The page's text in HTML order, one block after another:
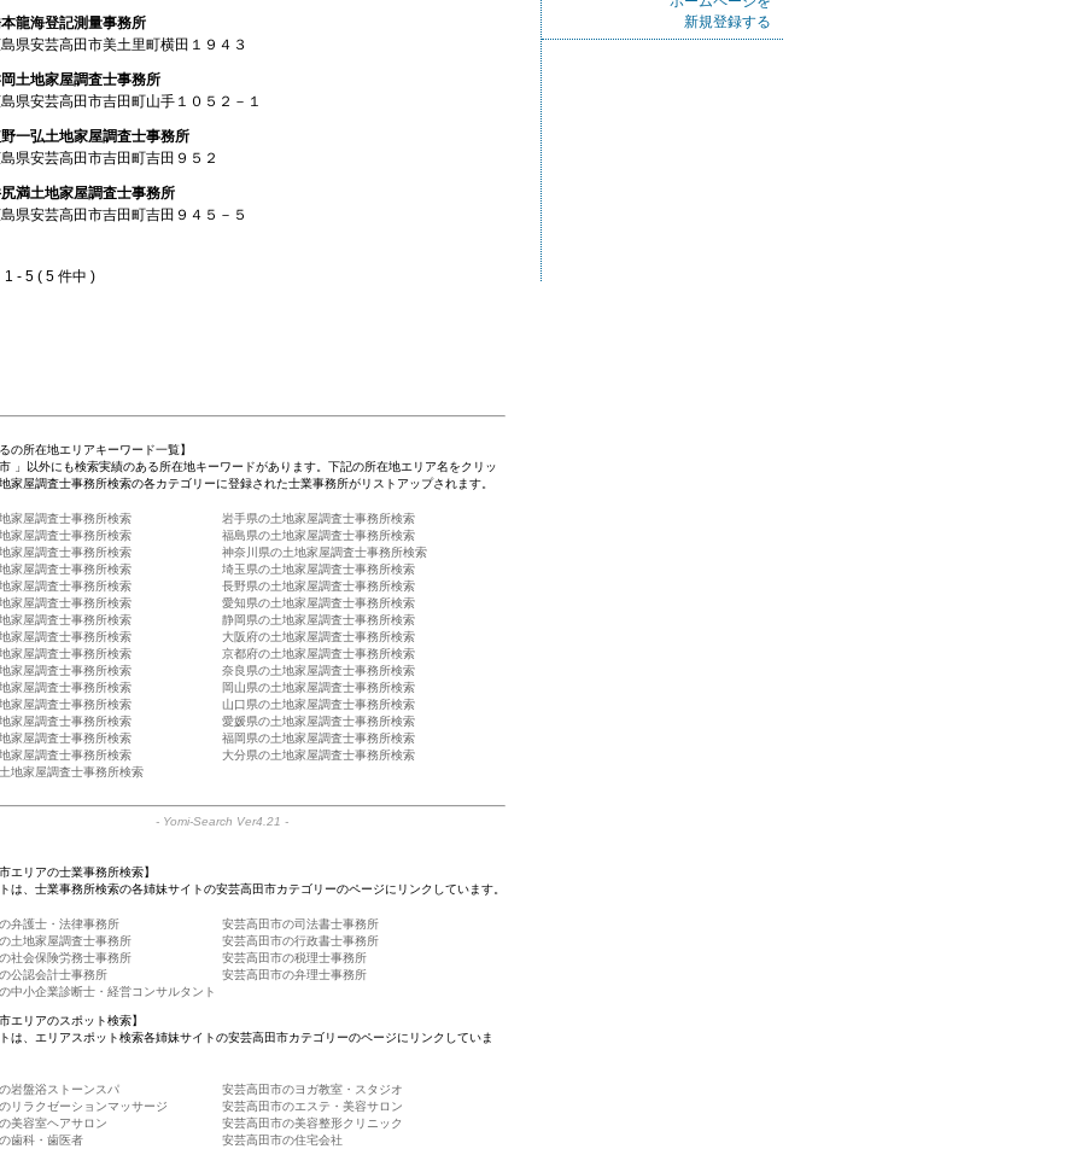
龍海登記測量事務所
県安芸高田市美土里町横田１９４３
土地家屋調査士事務所
県安芸高田市吉田町山手１０５２－１
一弘土地家屋調査士事務所
県安芸高田市吉田町吉田９５２
満土地家屋調査士事務所
県安芸高田市吉田町吉田９４５－５
5 ( 5 件中 )
の所在地エリアキーワード一覧】
」以外にも検索実績のある所在地キーワードがあります。下記の所在地エリア名をクリッ
家屋調査士事務所検索の各カテゴリーに登録された士業事務所がリストアップされます。
家屋調査士事務所検索
岩手県の土地家屋調査士事務所検索
家屋調査士事務所検索
福島県の土地家屋調査士事務所検索
家屋調査士事務所検索
神奈川県の土地家屋調査士事務所検索
家屋調査士事務所検索
埼玉県の土地家屋調査士事務所検索
家屋調査士事務所検索
長野県の土地家屋調査士事務所検索
家屋調査士事務所検索
愛知県の土地家屋調査士事務所検索
家屋調査士事務所検索
静岡県の土地家屋調査士事務所検索
家屋調査士事務所検索
大阪府の土地家屋調査士事務所検索
家屋調査士事務所検索
京都府の土地家屋調査士事務所検索
家屋調査士事務所検索
奈良県の土地家屋調査士事務所検索
家屋調査士事務所検索
岡山県の土地家屋調査士事務所検索
家屋調査士事務所検索
山口県の土地家屋調査士事務所検索
家屋調査士事務所検索
愛媛県の土地家屋調査士事務所検索
家屋調査士事務所検索
福岡県の土地家屋調査士事務所検索
家屋調査士事務所検索
大分県の土地家屋調査士事務所検索
地家屋調査士事務所検索
- Yomi-Search Ver4.21 -
エリアの士業事務所検索】
は、士業事務所検索の各姉妹サイトの安芸高田市カテゴリーのページにリンクしています。
弁護士・法律事務所
安芸高田市の司法書士事務所
土地家屋調査士事務所
安芸高田市の行政書士事務所
社会保険労務士事務所
安芸高田市の税理士事務所
公認会計士事務所
安芸高田市の弁理士事務所
中小企業診断士・経営コンサルタント
エリアのスポット検索】
は、エリアスポット検索各姉妹サイトの安芸高田市カテゴリーのページにリンクしていま
岩盤浴ストーンスパ
安芸高田市のヨガ教室・スタジオ
リラクゼーションマッサージ
安芸高田市のエステ・美容サロン
美容室ヘアサロン
安芸高田市の美容整形クリニック
歯科・歯医者
安芸高田市の住宅会社
新規登録する